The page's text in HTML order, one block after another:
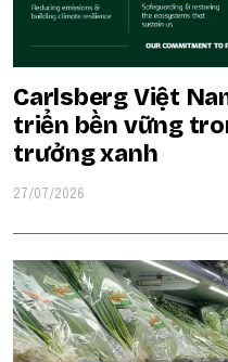
Carlsberg Việt
triển bền vững
trưởng xanh
27/07/2026